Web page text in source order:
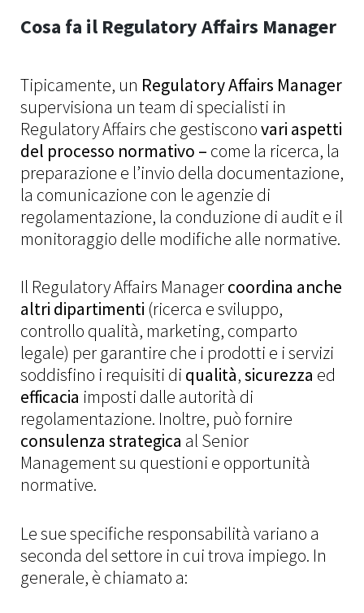
Cosa fa il Regulatory Affairs Manager
Tipicamente, un Regulatory Affairs Manager
supervisiona un team di specialisti in
Regulatory Affairs che gestisconovari aspetti
del processo normativo – come la ricerca, la
preparazione e l’invio della documentazione,
la comunicazione con le agenzie di
regolamentazione, la conduzione di audit e il
monitoraggio delle modifiche alle normative.
Il Regulatory Affairs Managercoordina anche
altri dipartimenti (ricerca e sviluppo,
controllo qualità, marketing, comparto
legale) per garantire che i prodotti e i servizi
soddisfino i requisiti di qualità,sicurezza ed
efficacia imposti dalle autorità di
regolamentazione. Inoltre, può fornire
consulenza strategica al Senior
Management su questioni e opportunità
normative.
Le sue specifiche responsabilità variano a
seconda del settore in cui trova impiego. In
generale, è chiamato a: